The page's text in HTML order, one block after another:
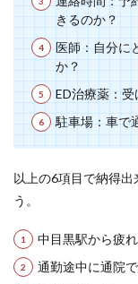
きるのか？
医師：自分に
か？
ED治療薬：
駐車場：車で
以上の6項目で納得
う。
中目黒駅から疲
通勤途中に通院